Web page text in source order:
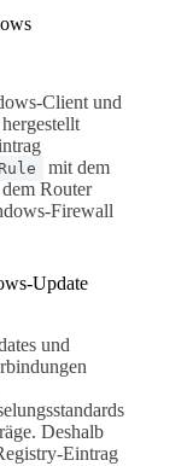
Client und
mit dem
Router
Firewall
Update
und
Deshalb
Eintrag